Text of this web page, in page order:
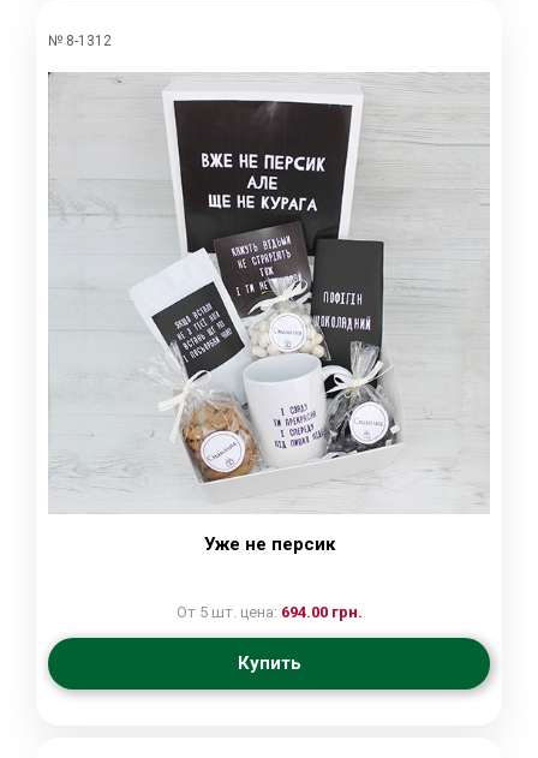
№ 8-1312
Уже не персик
От 5 шт. цена: 694.00 грн.
Купить